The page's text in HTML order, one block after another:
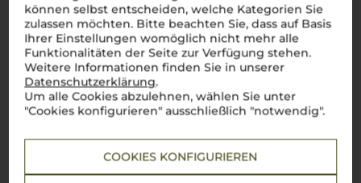
können selbst entscheiden, welche Kategorien Sie
zulassen möchten. Bitte beachten Sie, dass auf Basis
Ihrer Einstellungen womöglich nicht mehr alle
Funktionalitäten der Seite zur Verfügung stehen.
Weitere Informationen finden Sie in unserer
Datenschutzerklärung.
Um alle Cookies abzulehnen, wählen Sie unter
"Cookies konfigurieren" ausschließlich "notwendig".
COOKIES KONFIGURIEREN